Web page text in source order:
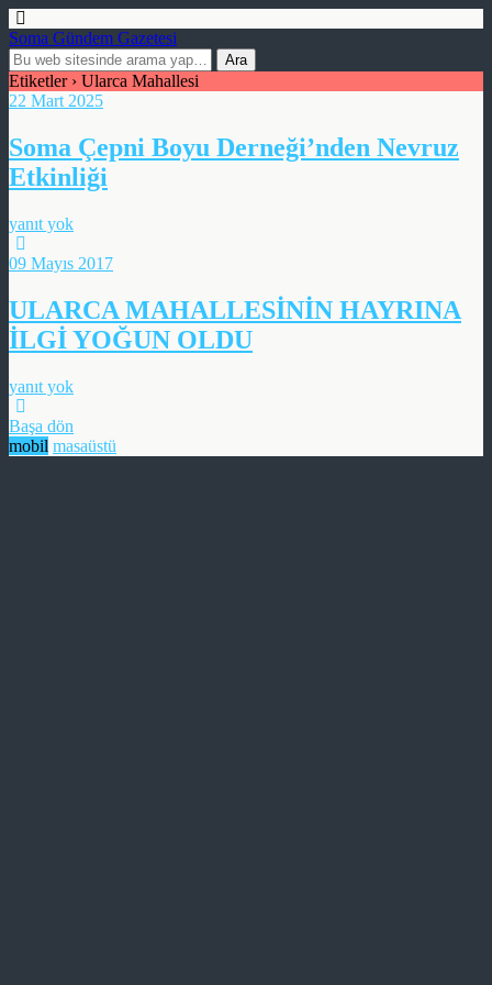
Soma Gündem Gazetesi
Etiketler › Ularca Mahallesi
22 Mart 2025
Soma Çepni Boyu Derneği’nden Nevruz
Etkinliği
yanıt yok
09 Mayıs 2017
ULARCA MAHALLESİNİN HAYRINA
İLGİ YOĞUN OLDU
yanıt yok
Başa dön
mobil masaüstü